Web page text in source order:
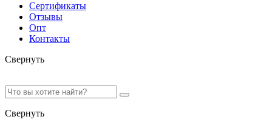
Сертификаты
Отзывы
Опт
Контакты
Свернуть
Свернуть